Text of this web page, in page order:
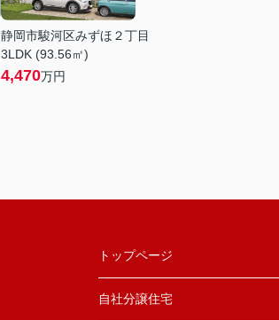
静岡市駿河区みずほ２丁目
3LDK (93.56㎡)
4,470万円
トップページ
自社分譲住宅